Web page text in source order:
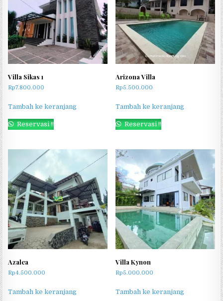
Villa Sikas 1
Rp7.800.000
Tambah ke keranjang
Reservasi !!
Arizona Villa
Rp5.500.000
Tambah ke keranjang
Reservasi !!
Azalea
Rp4.500.000
Tambah ke keranjang
Villa Kynon
Rp5.000.000
Tambah ke keranjang